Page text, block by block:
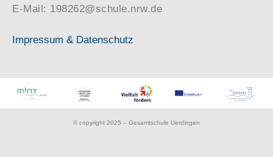
E-Mail: 198262@schule.nrw.de
Impressum & Datenschutz
© copyright 2025 – Gesamtschule Uerdingen